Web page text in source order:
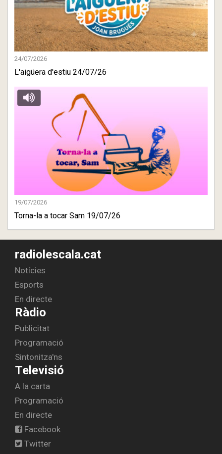
24/07/2026
L'aigüera d'estiu 24/07/26
19/07/2026
Torna-la a tocar Sam 19/07/26
radiolescala.cat
Notícies
Esports
En directe
Ràdio
Publicitat
Programació
Sintonitza'ns
Televisió
A la carta
Programació
En directe
Facebook
Twitter